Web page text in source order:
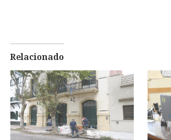
Relacionado